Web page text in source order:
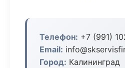
Телефон: +7 (991)
Email:
Город: Калининград